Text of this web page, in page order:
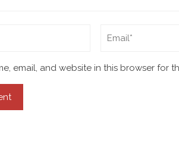
email, and website in this browser for